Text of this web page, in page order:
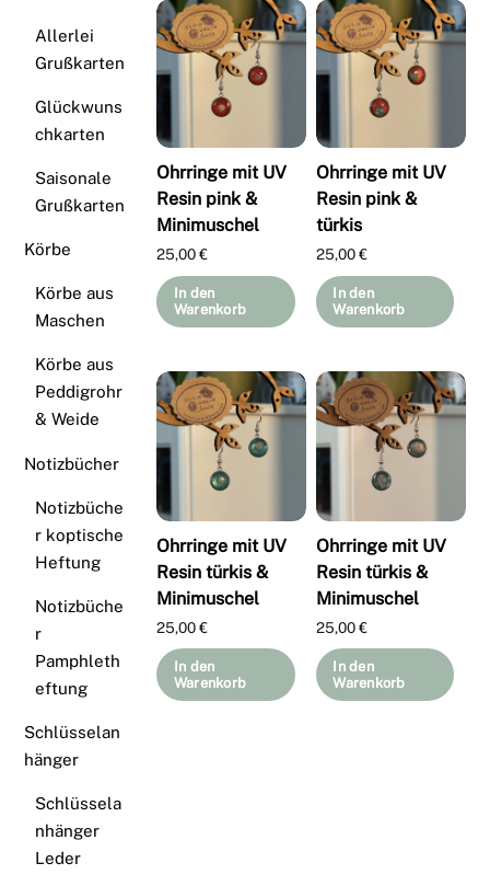
Ohrringe mit UV
Resin pink &
Minimuschel
25,00€
In den
Warenkorb
Ohrringe mit UV
Resin pink &
türkis
25,00€
In den
Warenkorb
Ohrringe mit UV
Resin türkis &
Minimuschel
25,00€
In den
Warenkorb
Ohrringe mit UV
Resin türkis &
Minimuschel
25,00€
In den
Warenkorb
Allerlei
Grußkarten
Glückwuns
chkarten
Saisonale
Grußkarten
Körbe
Körbe aus
Maschen
Körbe aus
Peddigrohr
& Weide
Notizbücher
Notizbüche
r koptische
Heftung
Notizbüche
r
Pamphleth
eftung
Schlüsselan
hänger
Schlüssela
nhänger
Leder